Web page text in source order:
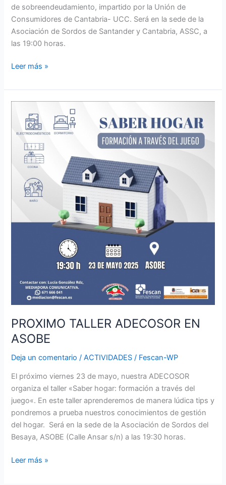
de sobreendeudamiento, impartido por la Unión de
Consumidores de Cantabria- UCC. Será en la sede de la
Asociación de Sordos de Santander y Cantabria, ASSC, a
las 19:00 horas.
Leer más »
PROXIMO TALLER ADECOSOR EN
ASOBE
Deja un comentario /ACTIVIDADES / Fescan-WP
El próximo viernes 23 de mayo, nuestra ADECOSOR
organiza el taller «Saber hogar: formación a través del
juego«. En este taller aprenderemos de manera lúdica tips y
pondremos a prueba nuestros conocimientos de gestión
del hogar. Será en la sede de la Asociación de Sordos del
Besaya, ASOBE (Calle Ansar s/n) a las 19:30 horas.
TALLER
ADECOSOR
ASOBE
Leer más »